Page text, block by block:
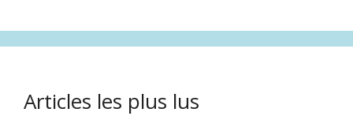
Articles les plus lus